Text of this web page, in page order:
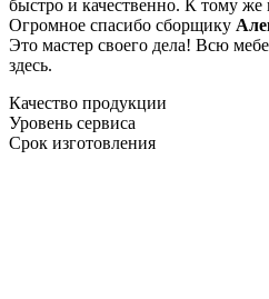
быстро и качественно. К тому
Огромное спасибо сборщику
Это мастер своего дела! Всю
здесь.
Качество продукции
Уровень сервиса
Срок изготовления